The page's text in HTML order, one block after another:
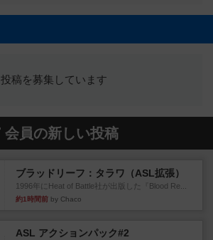
投稿を募集しています
会員の新しい投稿
ブラッドリーフ：タラワ（ASL拡張）
1996年にHeat of Battle社が出版した『Blood Re...
約1時間前 by Chaco
ASL アクションパック#2